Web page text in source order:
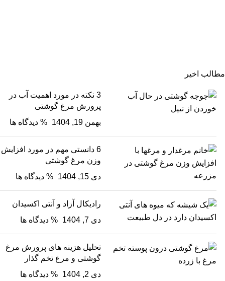
مطالب اخیر
3 نکته در مورد اهمیت آب در
پرورش مرغ گوشتی
بهمن 19, 1404
% دیدگاه ها
6 دانستی مهم در مورد افزایش
وزن مرغ گوشتی
دی 15, 1404
% دیدگاه ها
رادیکال آزاد و آنتی اکسیدان
دی 7, 1404
% دیدگاه ها
تحلیل هزینه های پرورش مرغ
گوشتی و مرغ تخم گذار
دی 2, 1404
% دیدگاه ها